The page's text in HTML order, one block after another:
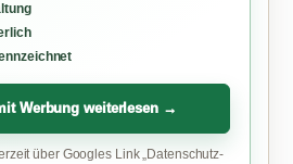
Werbung weiterlesen →
über Googles Link „Datenschutz-